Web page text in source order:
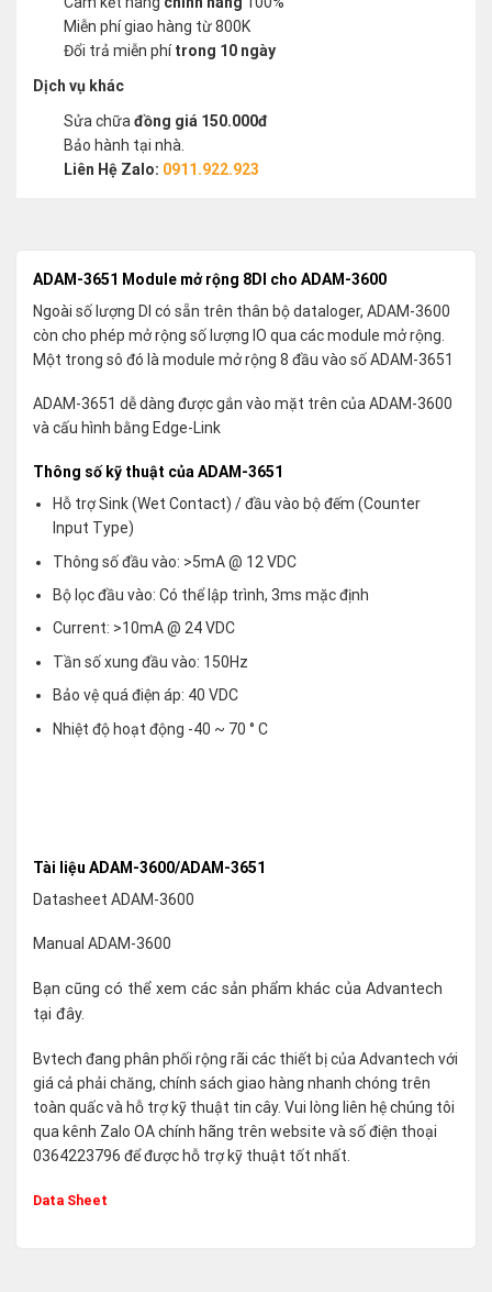
Miễn phí giao hàng từ 800K
Đổi trả miễn phítrong 10 ngày
Dịch vụ khác
Sửa chữa đồng giá 150.000đ
Bảo hành tại nhà.
Liên Hệ Zalo: 0911.922.923
ADAM-3651 Module mở rộng 8DI cho ADAM-3600
Ngoài số lượng DI có sẵn trên thân bộ dataloger, ADAM-3600
còn cho phép mở rộng số lượng IO qua các module mở rộng.
Một trong sô đó là module mở rộng 8 đầu vào số ADAM-3651
ADAM-3651 dễ dàng được gắn vào mặt trên của ADAM-3600
và cấu hình bằng Edge-Link
Thông số kỹ thuật của ADAM-3651
Hỗ trợ Sink (Wet Contact) / đầu vào bộ đếm (Counter
Input Type)
Thông số đầu vào: >5mA @ 12 VDC
Bộ lọc đầu vào: Có thể lập trình, 3ms mặc định
Current: >10mA @ 24 VDC
Tần số xung đầu vào: 150Hz
Bảo vệ quá điện áp: 40 VDC
Nhiệt độ hoạt động -40 ~ 70 ° C
Tài liệu ADAM-3600/ADAM-3651
Datasheet ADAM-3600
Manual ADAM-3600
Bạn cũng có thể xem các sản phẩm khác của Advantech
tại đây.
Bvtech đang phân phối rộng rãi các thiết bị của Advantech với
giá cả phải chăng, chính sách giao hàng nhanh chóng trên
toàn quấc và hỗ trợ kỹ thuật tin cây. Vui lòng liên hệ chúng tôi
qua kênh Zalo OA chính hãng trên website và số điện thoại
0364223796 để được hỗ trợ kỹ thuật tốt nhất.
Data Sheet